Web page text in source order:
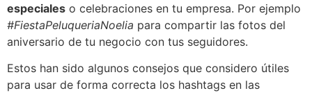
especiales o celebraciones en tu empresa. Por ejemplo
#FiestaPeluqueriaNoelia para compartir las fotos del
aniversario de tu negocio con tus seguidores.
Estos han sido algunos consejos que considero útiles
para usar de forma correcta los hashtags en las